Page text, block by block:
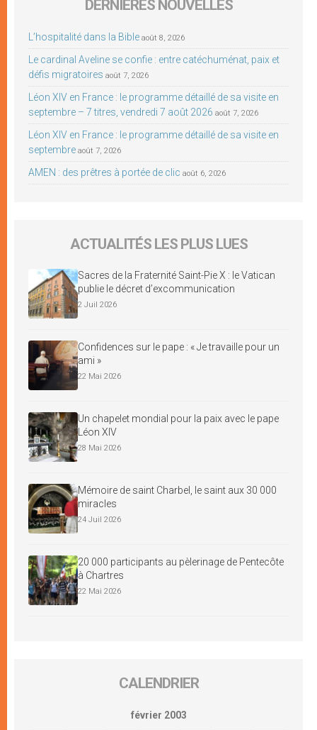
DERNIÈRES NOUVELLES
L’hospitalité dans la Bible août 8, 2026
Le cardinal Aveline se confie : entre catéchuménat, paix et
défis migratoires août 7, 2026
Léon XIV en France : le programme détaillé de sa visite en
septembre – 7 titres, vendredi 7 août 2026 août 7, 2026
Léon XIV en France : le programme détaillé de sa visite en
septembre août 7, 2026
AMEN : des prêtres à portée de clic août 6, 2026
ACTUALITÉS LES PLUS LUES
Sacres de la Fraternité Saint-Pie X : le Vatican
publie le décret d’excommunication
2 Juil 2026
Confidences sur le pape : « Je travaille pour un
ami »
22 Mai 2026
Un chapelet mondial pour la paix avec le pape
Léon XIV
28 Mai 2026
Mémoire de saint Charbel, le saint aux 30 000
miracles
24 Juil 2026
20 000 participants au pèlerinage de Pentecôte
à Chartres
22 Mai 2026
CALENDRIER
février 2003